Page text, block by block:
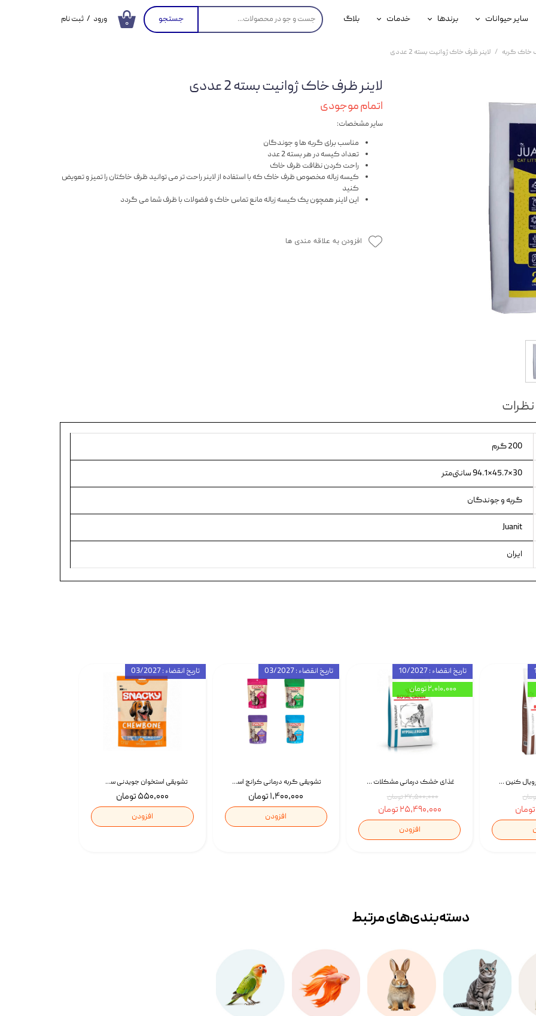
۰ جستجو سایر حیوانات
محصولات پرندگان
برندها
جوسرا
خدمات
خدمات آنلاین دامپزشکی
بلاگ ورود / ثبت نام
خاک گربه لاینر ظرف خاک ژوانیت بسته 2 عددی
لاینر ظرف خاک ژوانیت بسته 2 عددی
اتمام موجودی
سایر مشخصات:
مناسب برای گربه ها و جوندگان
تعداد کیسه در هر بسته 2 عدد
راحت کردن نظافت ظرف خاک
کیسه زباله مخصوص ظرف خاک که با استفاده از لاینر راحت تر می توانید ظرف خاکتان را تمیز و تعویض
کنید
این لاینر همچون یک کیسه زباله مانع تماس خاک و فضولات با ظرف شما می گردد
افزودن به علاقه مندی ها
نظرات
200 گرم
30×45.7×94.1 سانتی‌متر
گربه و جوندگان
Juanit
ایران
تشویقی استخوان جویدنی سگ اسنکی کرانچی با طعم مرغ Snacky Crunchy Munchy وزن 100 گرم
۵۵۰,۰۰۰ تومان
افزودن
تاریخ انقضاء : 03/2027
تشویقی گربه درمانی کرانچ اسنکی با طعم میکس Snacky Crunch Cat Treats وزن 60 گرم بسته 4 عددی
۱,۴۰۰,۰۰۰ تومان
افزودن
تاریخ انقضاء : 03/2027
غذای خشک درمانی مشکلات گوارشی سگ رویال کنین Royal Canin Hypoallergenic وزن 7 کیلوگرم | پت استوک
۲۷,۵۰۰,۰۰۰ تومان
۲۵,۴۹۰,۰۰۰ تومان
افزودن
تاریخ انقضاء : 10/2027
۲,۰۱۰,۰۰۰ تومان
غذای خشک گربه رویال کنین Gastrointestinal Fibre Response وزن 2 کیلوگرم | پت استوک
دسته‌بندی‌‌های مرتبط